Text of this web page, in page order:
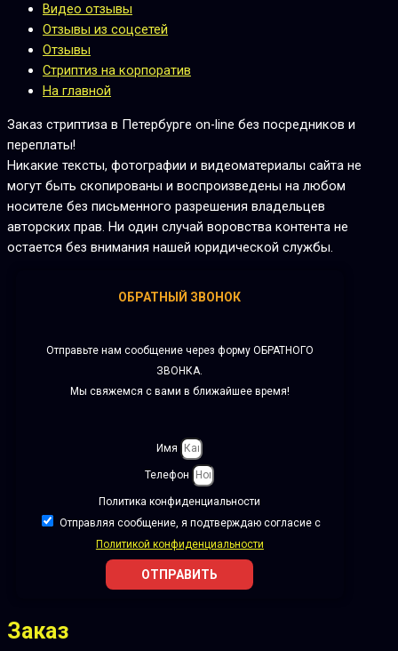
Видео отзывы
Отзывы из соцсетей
Отзывы
Стриптиз на корпоратив
На главной
Заказ стриптиза в Петербурге on-line без посредников и
переплаты!
Никакие тексты, фотографии и видеоматериалы сайта не
могут быть скопированы и воспроизведены на любом
носителе без письменного разрешения владельцев
авторских прав. Ни один случай воровства контента не
остается без внимания нашей юридической службы.
ОБРАТНЫЙ ЗВОНОК
Отправьте нам сообщение через форму ОБРАТНОГО
ЗВОНКА.
Мы свяжемся с вами в ближайшее время!
Имя
Телефон
Политика конфиденциальности
Отправляя сообщение, я подтверждаю согласие с
Политикой конфиденциальности
ОТПРАВИТЬ
Заказ